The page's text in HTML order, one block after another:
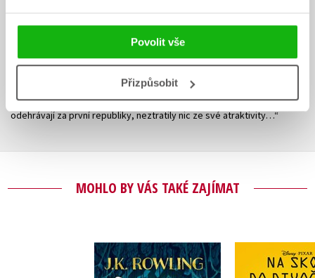
Povolit vše
Přizpůsobit
RECENZE
iliteratura.cz - Bratrstvo bílého klíče
„…Kniha Františka Langera o partě pražských kluků je dnes již klasický
román pro děti a mládež. Ačkoliv se příběhy kluků z Vinohrad
odehrávají za první republiky, neztratily nic ze své atraktivity…“
MOHLO BY VÁS TAKÉ ZAJÍMAT
Ikabog s ilustracemi
Na skok